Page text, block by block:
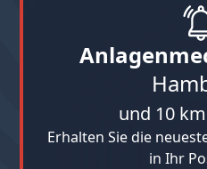
und 10
Erhalten Sie die
in Ihr